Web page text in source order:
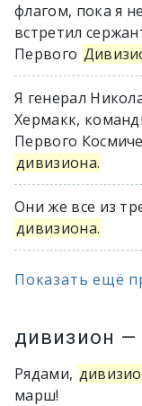
флагом, пока я не
встретил
Первого
Я генерал
Хермакк,
Первого
дивизиона.
Они же все из
дивизиона.
Показать ещё
дивизион —
Рядами,
марш!